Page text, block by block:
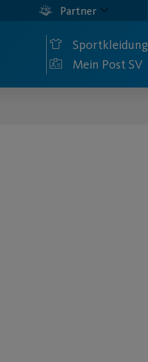
Partner
Sportkleidung
Mein Post SV